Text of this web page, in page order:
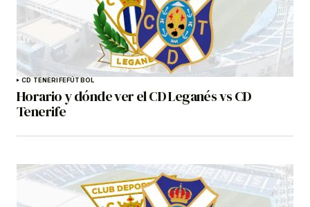
CD TENERIFEFÚTBOL
Horario y dónde ver el CD Leganés vs CD
Tenerife